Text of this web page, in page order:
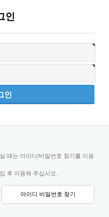
인
때는 아이디/비밀번호 찾기를 이용
후 이용해 주십시오.
아이디 비밀번호 찾기